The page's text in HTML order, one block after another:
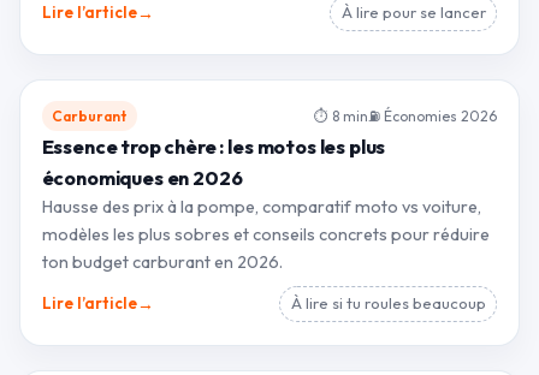
Lire l’article→ À lire pour se lancer
Carburant ⏱ 8 min⛽ Économies 2026
Essence trop chère : les motos les plus
économiques en 2026
Hausse des prix à la pompe, comparatif moto vs voiture,
modèles les plus sobres et conseils concrets pour réduire
ton budget carburant en 2026.
Lire l’article→ À lire si tu roules beaucoup